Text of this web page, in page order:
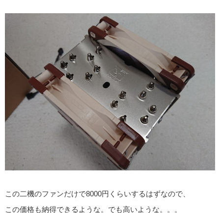
この二機のファンだけで8000円くらいするはずなので、
この価格も納得できるような。でも高いような。。。